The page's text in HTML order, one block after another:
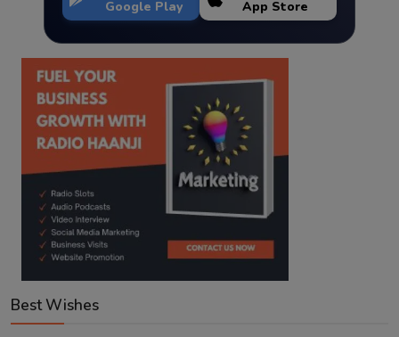
Google Play App Store
Best Wishes